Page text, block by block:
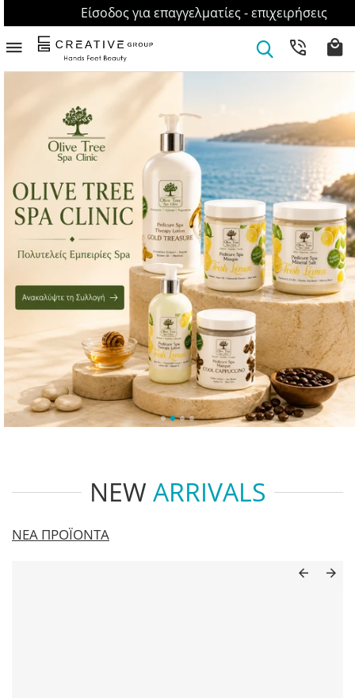
Είσοδος για επαγγελματίες - επιχειρήσεις
NEW ARRIVALS
ΝΕΑ ΠΡΟΪΟΝΤΑ